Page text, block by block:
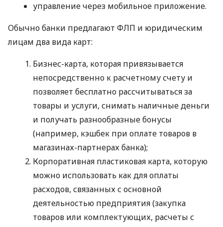
управление через мобильное приложение.
Обычно банки предлагают ФЛП и юридическим
лицам два вида карт:
Бизнес-карта, которая привязывается
непосредственно к расчетному счету и
позволяет бесплатно рассчитываться за
товары и услуги, снимать наличные деньги
и получать разнообразные бонусы
(например, кэшбек при оплате товаров в
магазинах-партнерах банка);
Корпоративная пластиковая карта, которую
можно использовать как для оплаты
расходов, связанных с основной
деятельностью предприятия (закупка
товаров или комплектующих, расчеты с